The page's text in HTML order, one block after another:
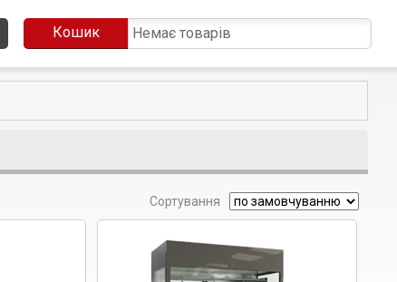
Кошик Немає товарів
Сортування